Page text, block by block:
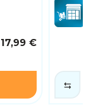
17,99 €